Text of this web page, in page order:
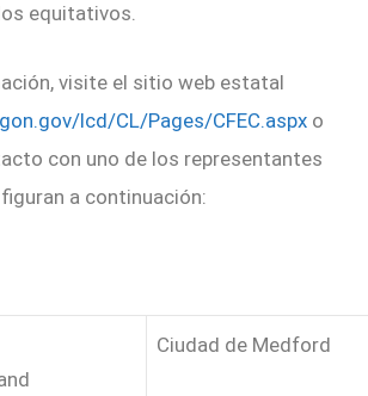
equitativos.
visite el sitio web estatal
lcd/CL/Pages/CFEC.aspx o
con uno de los representantes
a continuación:
Ciudad de Medford